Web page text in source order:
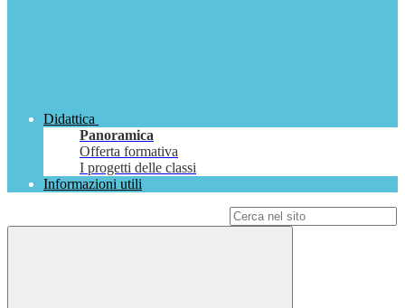
Didattica
Panoramica
Offerta formativa
I progetti delle classi
Informazioni utili